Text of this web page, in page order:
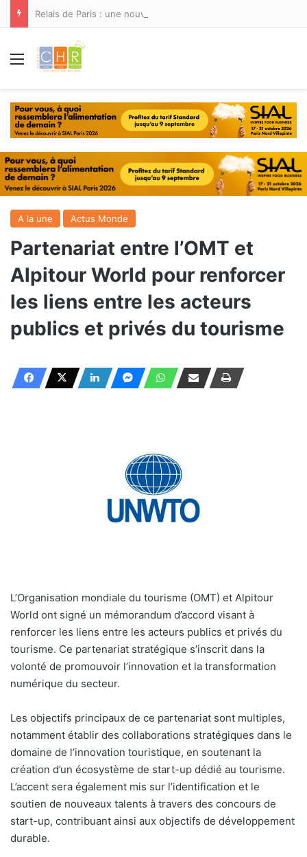
Menu
A la une Actus Monde
Partenariat entre l’OMT et
Alpitour World pour renforcer
les liens entre les acteurs
publics et privés du tourisme
L’Organisation mondiale du tourisme (OMT) et Alpitour
World ont signé un mémorandum d’accord visant à
renforcer les liens entre les acteurs publics et privés du
tourisme. Ce partenariat stratégique s’inscrit dans la
volonté de promouvoir l’innovation et la transformation
numérique du secteur.
Les objectifs principaux de ce partenariat sont multiples,
notamment établir des collaborations stratégiques dans le
domaine de l’innovation touristique, en soutenant la
création d’un écosystème de start-up dédié au tourisme.
L’accent sera également mis sur l’identification et le
soutien de nouveaux talents à travers des concours de
start-up, contribuant ainsi aux objectifs de développement
durable.